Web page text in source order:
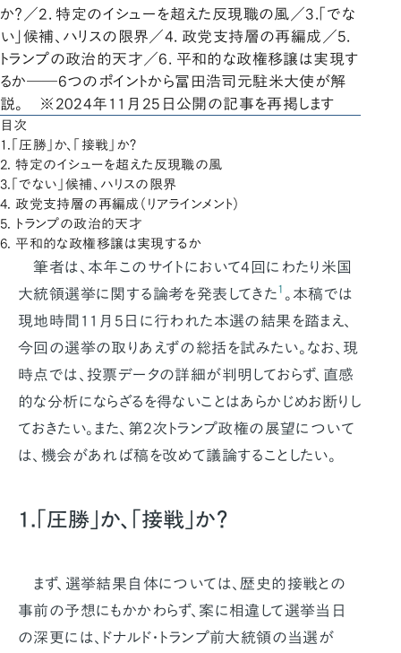
か？／2. 特定のイシューを超えた反現職の風／3.「でな
い」候補、ハリスの限界／4. 政党支持層の再編成／5.
トランプの政治的天才／6. 平和的な政権移譲は実現す
るか――6つのポイントから冨田浩司元駐米大使が解
説。 ※2024年11月25日公開の記事を再掲します
目次
1.「圧勝」か、「接戦」か？
2. 特定のイシューを超えた反現職の風
3.「でない」候補、ハリスの限界
4. 政党支持層の再編成（リアラインメント）
5. トランプの政治的天才
6. 平和的な政権移譲は実現するか
筆者は、本年このサイトにおいて4回にわたり米国
大統領選挙に関する論考を発表してきた1 。本稿では
現地時間11月5日に行われた本選の結果を踏まえ、
今回の選挙の取りあえずの総括を試みたい。なお、現
時点では、投票データの詳細が判明しておらず、直感
的な分析にならざるを得ないことはあらかじめお断りし
ておきたい。また、第2次トランプ政権の展望について
は、機会があれば稿を改めて議論することしたい。
1.「圧勝」か、「接戦」か？
まず、選挙結果自体については、歴史的接戦との
事前の予想にもかかわらず、案に相違して選挙当日
の深更には、ドナルド・トランプ前大統領の当選が